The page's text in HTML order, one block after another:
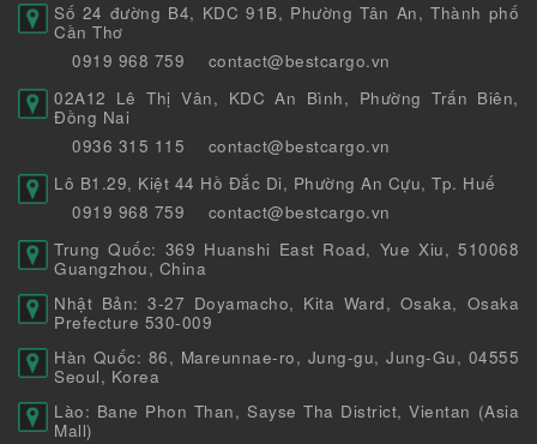
Số 24 đường B4, KDC 91B, Phường Tân An, Thành phố
Cần Thơ
0919 968 759
contact@bestcargo.vn
02A12 Lê Thị Vân, KDC An Bình, Phường Trấn Biên,
Đồng Nai
0936 315 115
contact@bestcargo.vn
Lô B1.29, Kiệt 44 Hồ Đắc Di, Phường An Cựu, Tp. Huế
0919 968 759
contact@bestcargo.vn
Trung Quốc: 369 Huanshi East Road, Yue Xiu, 510068
Guangzhou, China
Nhật Bản: 3-27 Doyamacho, Kita Ward, Osaka, Osaka
Prefecture 530-009
Hàn Quốc: 86, Mareunnae-ro, Jung-gu, Jung-Gu, 04555
Seoul, Korea
Lào: Bane Phon Than, Sayse Tha District, Vientan (Asia
Mall)